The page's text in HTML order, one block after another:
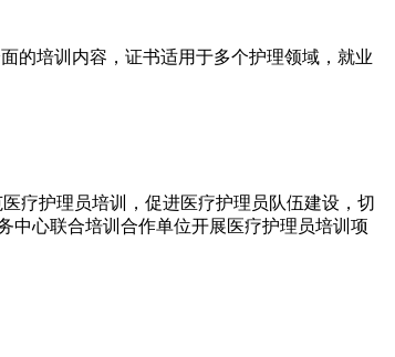
的培训内容，证书适用于多个护理领域，就业
疗护理员培训，促进医疗护理员队伍建设，切
中心联合培训合作单位开展医疗护理员培训项